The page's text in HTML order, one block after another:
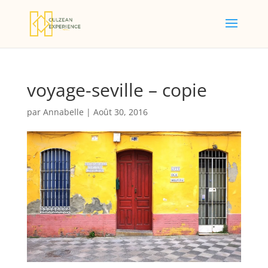
voyage-seville – copie
par Annabelle | Août 30, 2016